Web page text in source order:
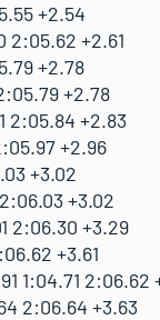
+2.54
2:05.62 +2.61
+2.78
+2.78
2:05.84 +2.83
+2.96
+3.02
+3.02
2:06.30 +3.29
+3.61
1:04.71 2:06.62
2:06.64 +3.63